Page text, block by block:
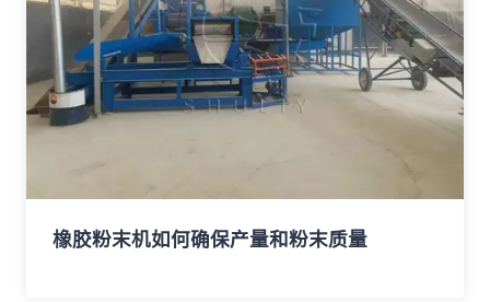
橡胶粉末机如何确保产量和粉末质量